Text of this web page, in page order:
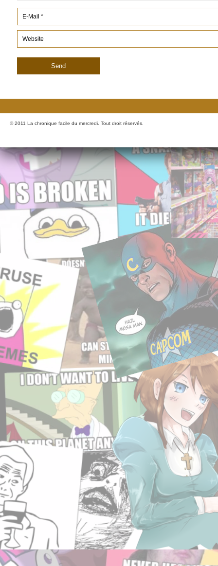
© 2011 La chronique facile du mercredi. Tout droit réservés.